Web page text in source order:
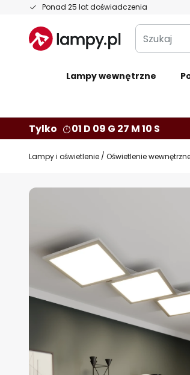
Ponad 25 lat doświadczenia
Przejdź
treści
Szukaj
Lampy wewnętrzne
Tylko 01 D 09 G 27 M 09 S
Lampy i oświetlenie Oświetlenie
Przejdź
galerii